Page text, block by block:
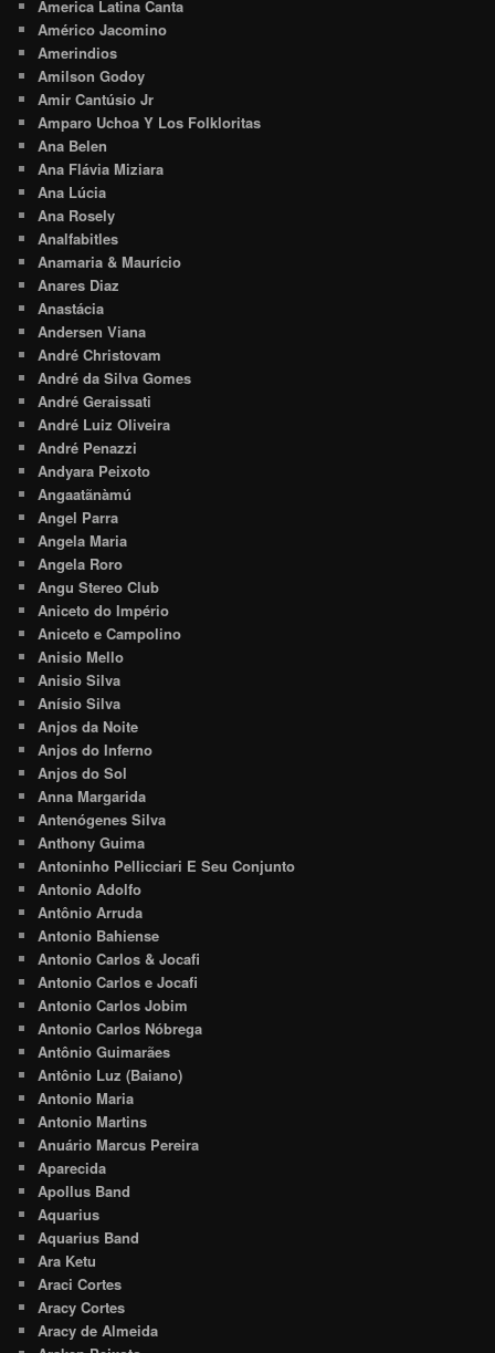
America Latina Canta
Américo Jacomino
Amerindios
Amilson Godoy
Amir Cantúsio Jr
Amparo Uchoa Y Los Folkloritas
Ana Belen
Ana Flávia Miziara
Ana Lúcia
Ana Rosely
Analfabitles
Anamaria & Maurício
Anares Diaz
Anastácia
Andersen Viana
André Christovam
André da Silva Gomes
André Geraissati
André Luiz Oliveira
André Penazzi
Andyara Peixoto
Angaatãnàmú
Angel Parra
Angela Maria
Angela Roro
Angu Stereo Club
Aniceto do Império
Aniceto e Campolino
Anisio Mello
Anisio Silva
Anísio Silva
Anjos da Noite
Anjos do Inferno
Anjos do Sol
Anna Margarida
Antenógenes Silva
Anthony Guima
Antoninho Pellicciari E Seu Conjunto
Antonio Adolfo
Antônio Arruda
Antonio Bahiense
Antonio Carlos & Jocafi
Antonio Carlos e Jocafi
Antonio Carlos Jobim
Antonio Carlos Nóbrega
Antônio Guimarães
Antônio Luz (Baiano)
Antonio Maria
Antonio Martins
Anuário Marcus Pereira
Aparecida
Apollus Band
Aquarius
Aquarius Band
Ara Ketu
Araci Cortes
Aracy Cortes
Aracy de Almeida